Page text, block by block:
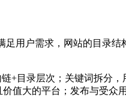
用户需求，网站的目录
+目录层次；关键词拆分
值大的平台；发布与受